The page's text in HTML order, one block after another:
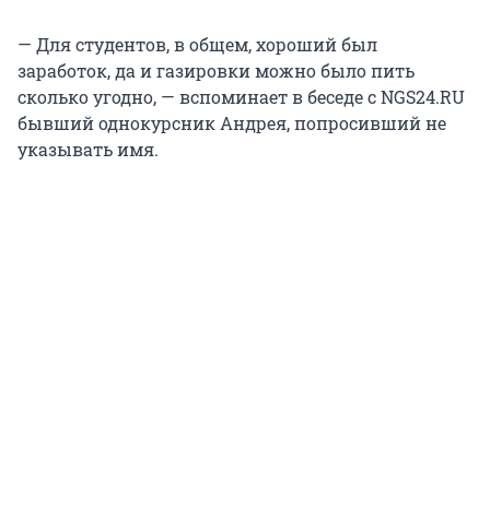
— Для студентов, в общем, хороший был
заработок, да и газировки можно было пить
сколько угодно, — вспоминает в беседе с NGS24.RU
бывший однокурсник Андрея, попросивший не
указывать имя.